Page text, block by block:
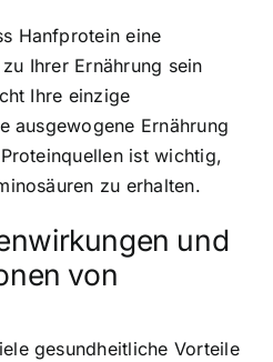
Hanfprotein eine
Ihrer Ernährung sein
Ihre einzige
ausgewogene Ernährung
ist wichtig,
zu erhalten.
und
von
gesundheitliche Vorteile